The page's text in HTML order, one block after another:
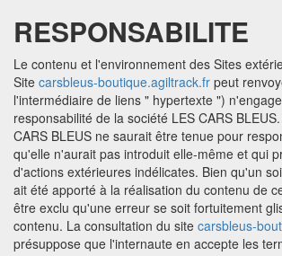
RESPONSABILITE
Le contenu et l'environnement des Sites
Site carsbleus-boutique.agiltrack.fr peut
l'intermédiaire de liens " hypertexte ")
responsabilité de la société LES CARS
CARS BLEUS ne saurait être tenue pour
qu'elle n'aurait pas introduit elle-même et qui
d'actions extérieures indélicates. Bien qu'un
ait été apporté à la réalisation du contenu de
être exclu qu'une erreur se soit fortuitement
contenu. La consultation du site carsbleus-
présuppose que l'internaute en accepte les